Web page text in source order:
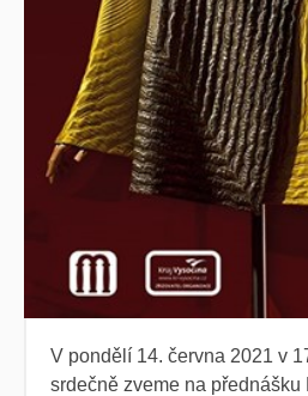
V pondělí 14. června 2021 v
srdečně zveme na přednášku